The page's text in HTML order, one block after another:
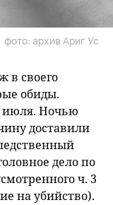
фото: архив Ариг Ус
в своего
обиды.
июля. Ночью
доставили
дело по
ч. 3
на убийство).